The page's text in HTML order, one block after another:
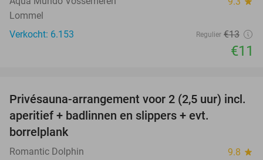
Lommel
Verkocht: 6.153
Regulier €13
€11
34%
Privésauna-arrangement voor 2 (2,5 uur) incl.
aperitief + badlinnen en slippers + evt.
borrelplank
Romantic Dolphin 9.8 star